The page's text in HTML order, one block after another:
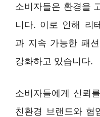
소비자들은 환경을
니다. 이로 인해 리
과 지속 가능한 패
강화하고 있습니다.
소비자들에게 신뢰
친환경 브랜드와 협